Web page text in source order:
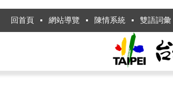
回首頁 網站導覽 陳情系統 雙語詞彙